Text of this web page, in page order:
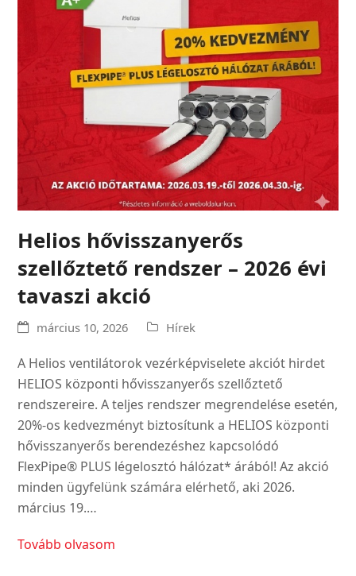
Helios hővisszanyerős
szellőztető rendszer – 2026 évi
tavaszi akció
március 10, 2026 Hírek
A Helios ventilátorok vezérképviselete akciót hirdet
HELIOS központi hővisszanyerős szellőztető
rendszereire. A teljes rendszer megrendelése esetén,
20%-os kedvezményt biztosítunk a HELIOS központi
hővisszanyerős berendezéshez kapcsolódó
FlexPipe® PLUS légelosztó hálózat* árából! Az akció
minden ügyfelünk számára elérhető, aki 2026.
március 19.…
Tovább olvasom